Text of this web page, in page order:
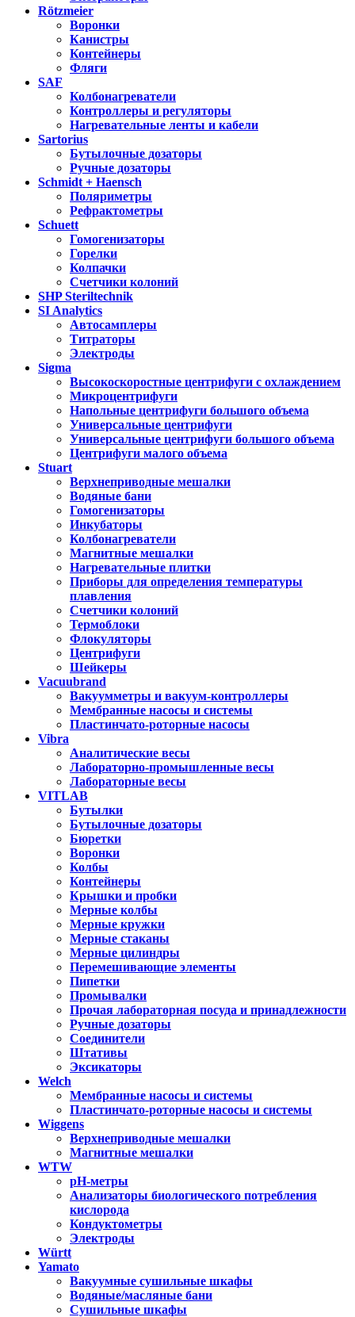
Rötzmeier
Воронки
Канистры
Контейнеры
Фляги
SAF
Колбонагреватели
Контроллеры и регуляторы
Нагревательные ленты и кабели
Sartorius
Бутылочные дозаторы
Ручные дозаторы
Schmidt + Haensch
Поляриметры
Рефрактометры
Schuett
Гомогенизаторы
Горелки
Колпачки
Счетчики колоний
SHP Steriltechnik
SI Analytics
Автосамплеры
Титраторы
Электроды
Sigma
Высокоскоростные центрифуги с охлаждением
Микроцентрифуги
Напольные центрифуги большого объема
Универсальные центрифуги
Универсальные центрифуги большого объема
Центрифуги малого объема
Stuart
Верхнеприводные мешалки
Водяные бани
Гомогенизаторы
Инкубаторы
Колбонагреватели
Магнитные мешалки
Нагревательные плитки
Приборы для определения температуры
плавления
Счетчики колоний
Термоблоки
Флокуляторы
Центрифуги
Шейкеры
Vacuubrand
Вакуумметры и вакуум-контроллеры
Мембранные насосы и системы
Пластинчато-роторные насосы
Vibra
Аналитические весы
Лабораторно-промышленные весы
Лабораторные весы
VITLAB
Бутылки
Бутылочные дозаторы
Бюретки
Воронки
Колбы
Контейнеры
Крышки и пробки
Мерные колбы
Мерные кружки
Мерные стаканы
Мерные цилиндры
Перемешивающие элементы
Пипетки
Промывалки
Прочая лабораторная посуда и принадлежности
Ручные дозаторы
Соединители
Штативы
Эксикаторы
Welch
Мембранные насосы и системы
Пластинчато-роторные насосы и системы
Wiggens
Верхнеприводные мешалки
Магнитные мешалки
WTW
pH-метры
Анализаторы биологического потребления
кислорода
Кондуктометры
Электроды
Württ
Yamato
Вакуумные сушильные шкафы
Водяные/масляные бани
Сушильные шкафы